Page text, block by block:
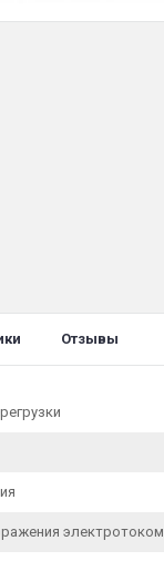
Отзывы
электротоком